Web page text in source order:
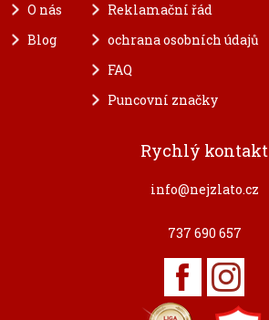
O nás
Blog
Reklamační řád
ochrana osobních údajů
FAQ
Puncovní značky
Rychlý kontakt
info@nejzlato.cz
737 690 657